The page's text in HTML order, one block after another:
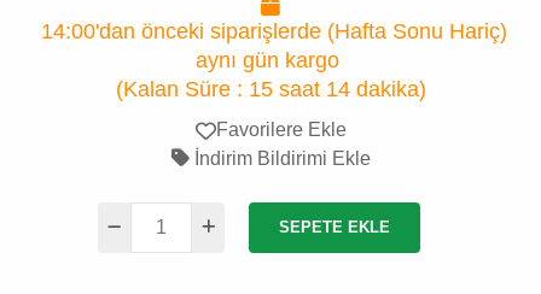
14:00'dan önceki siparişlerde (Hafta Sonu Hariç)
aynı gün kargo
(Kalan Süre : 15 saat 14 dakika)
Favorilere Ekle
İndirim Bildirimi Ekle
SEPETE EKLE